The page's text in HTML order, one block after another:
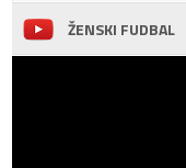
ŽENSKI FUDBAL